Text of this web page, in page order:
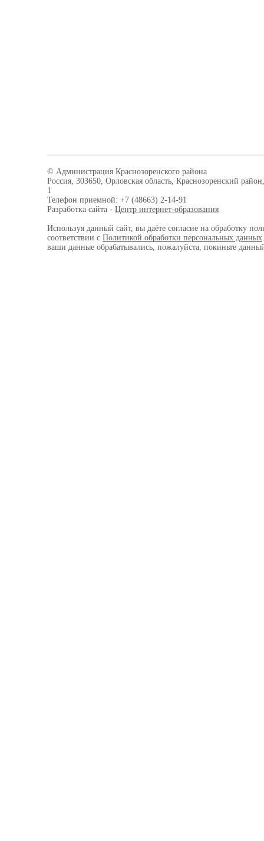
© Администрация Краснозоренского района
Россия, 303650, Орловская область, Краснозоренский
1
Телефон приемной: +7 (48663) 2-14-91
Разработка сайта - Центр интернет-образования
Используя данный сайт, вы даёте согласие на обработку
соответствии с Политикой обработки персональных данных
ваши данные обрабатывались, пожалуйста, покиньте